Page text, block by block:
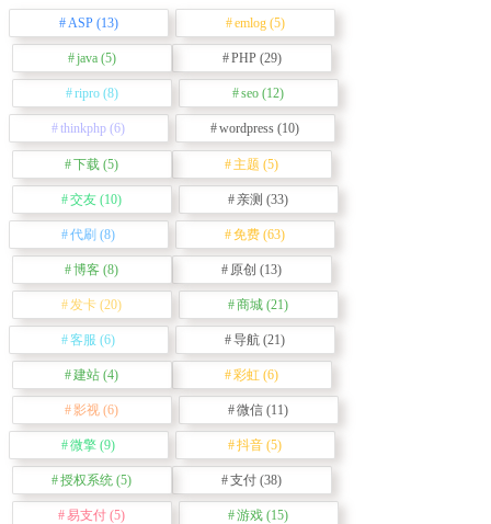
ASP(13) emlog(5)
java(5) PHP(29)
ripro(8) seo (12)
thinkphp (6) wordpress (10)
下载 (5) 主题 (5)
交友 (10) 亲测 (33)
代刷 (8) 免费 (63)
博客 (8) 原创 (13)
发卡 (20) 商城 (21)
客服 (6) 导航 (21)
建站 (4) 彩虹 (6)
影视 (6) 微信 (11)
微擎 (9) 抖音 (5)
授权系统 (5) 支付 (38)
易支付 (5) 游戏 (15)